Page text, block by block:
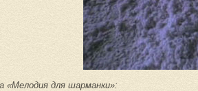
«Мелодия для шарманки»: